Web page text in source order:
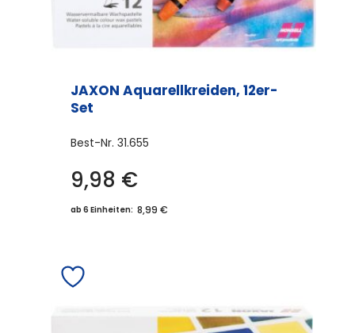
JAXON Aquarellkreiden, 12er-
Set
Best-Nr. 31.655
9,98 €
ab 6 Einheiten: 8,99 €